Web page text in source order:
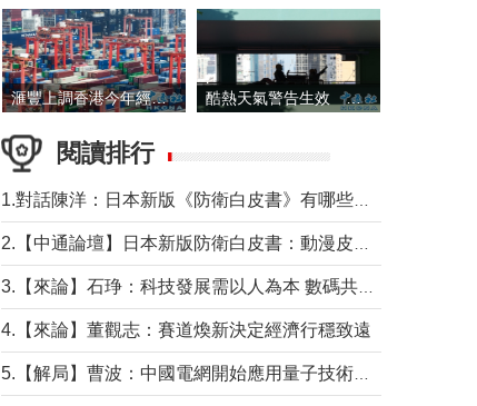
滙豐上調香港今年經濟增長預測至4.5% 酷熱天氣警告生效 本港高溫持續至下周
閱讀排行
4.【來論】董觀志：賽道煥新決定經濟行穩致遠